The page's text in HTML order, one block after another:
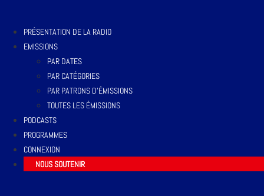
PRÉSENTATION DE LA RADIO
EMISSIONS
PAR DATES
PAR CATÉGORIES
PAR PATRONS D’ÉMISSIONS
TOUTES LES ÉMISSIONS
PODCASTS
PROGRAMMES
CONNEXION
NOUS SOUTENIR